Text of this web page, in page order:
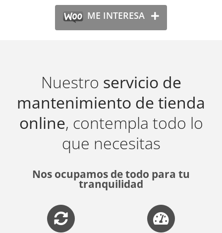
ME INTERESA
Nuestro servicio de
mantenimiento de tienda
online, contempla todo lo
que necesitas
Nos ocupamos de todo para tu
tranquilidad